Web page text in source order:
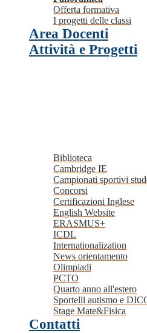
Offerta formativa
I progetti delle classi
Area Docenti
Attività e Progetti
Biblioteca
Cambridge IE
Campionati sportivi
Concorsi
Certificazioni Inglese
English Website
ERASMUS+
ICDL
Internationalization
News orientamento
Olimpiadi
PCTO
Quarto anno all'estero
Sportelli autismo e
Stage Mate&Fisica
Contatti